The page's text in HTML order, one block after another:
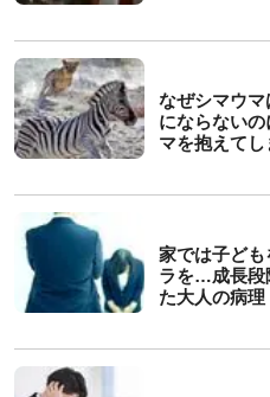
なぜシマウ
にならない
マを抱えて
家では子ど
ラを…成長段
た大人の病理